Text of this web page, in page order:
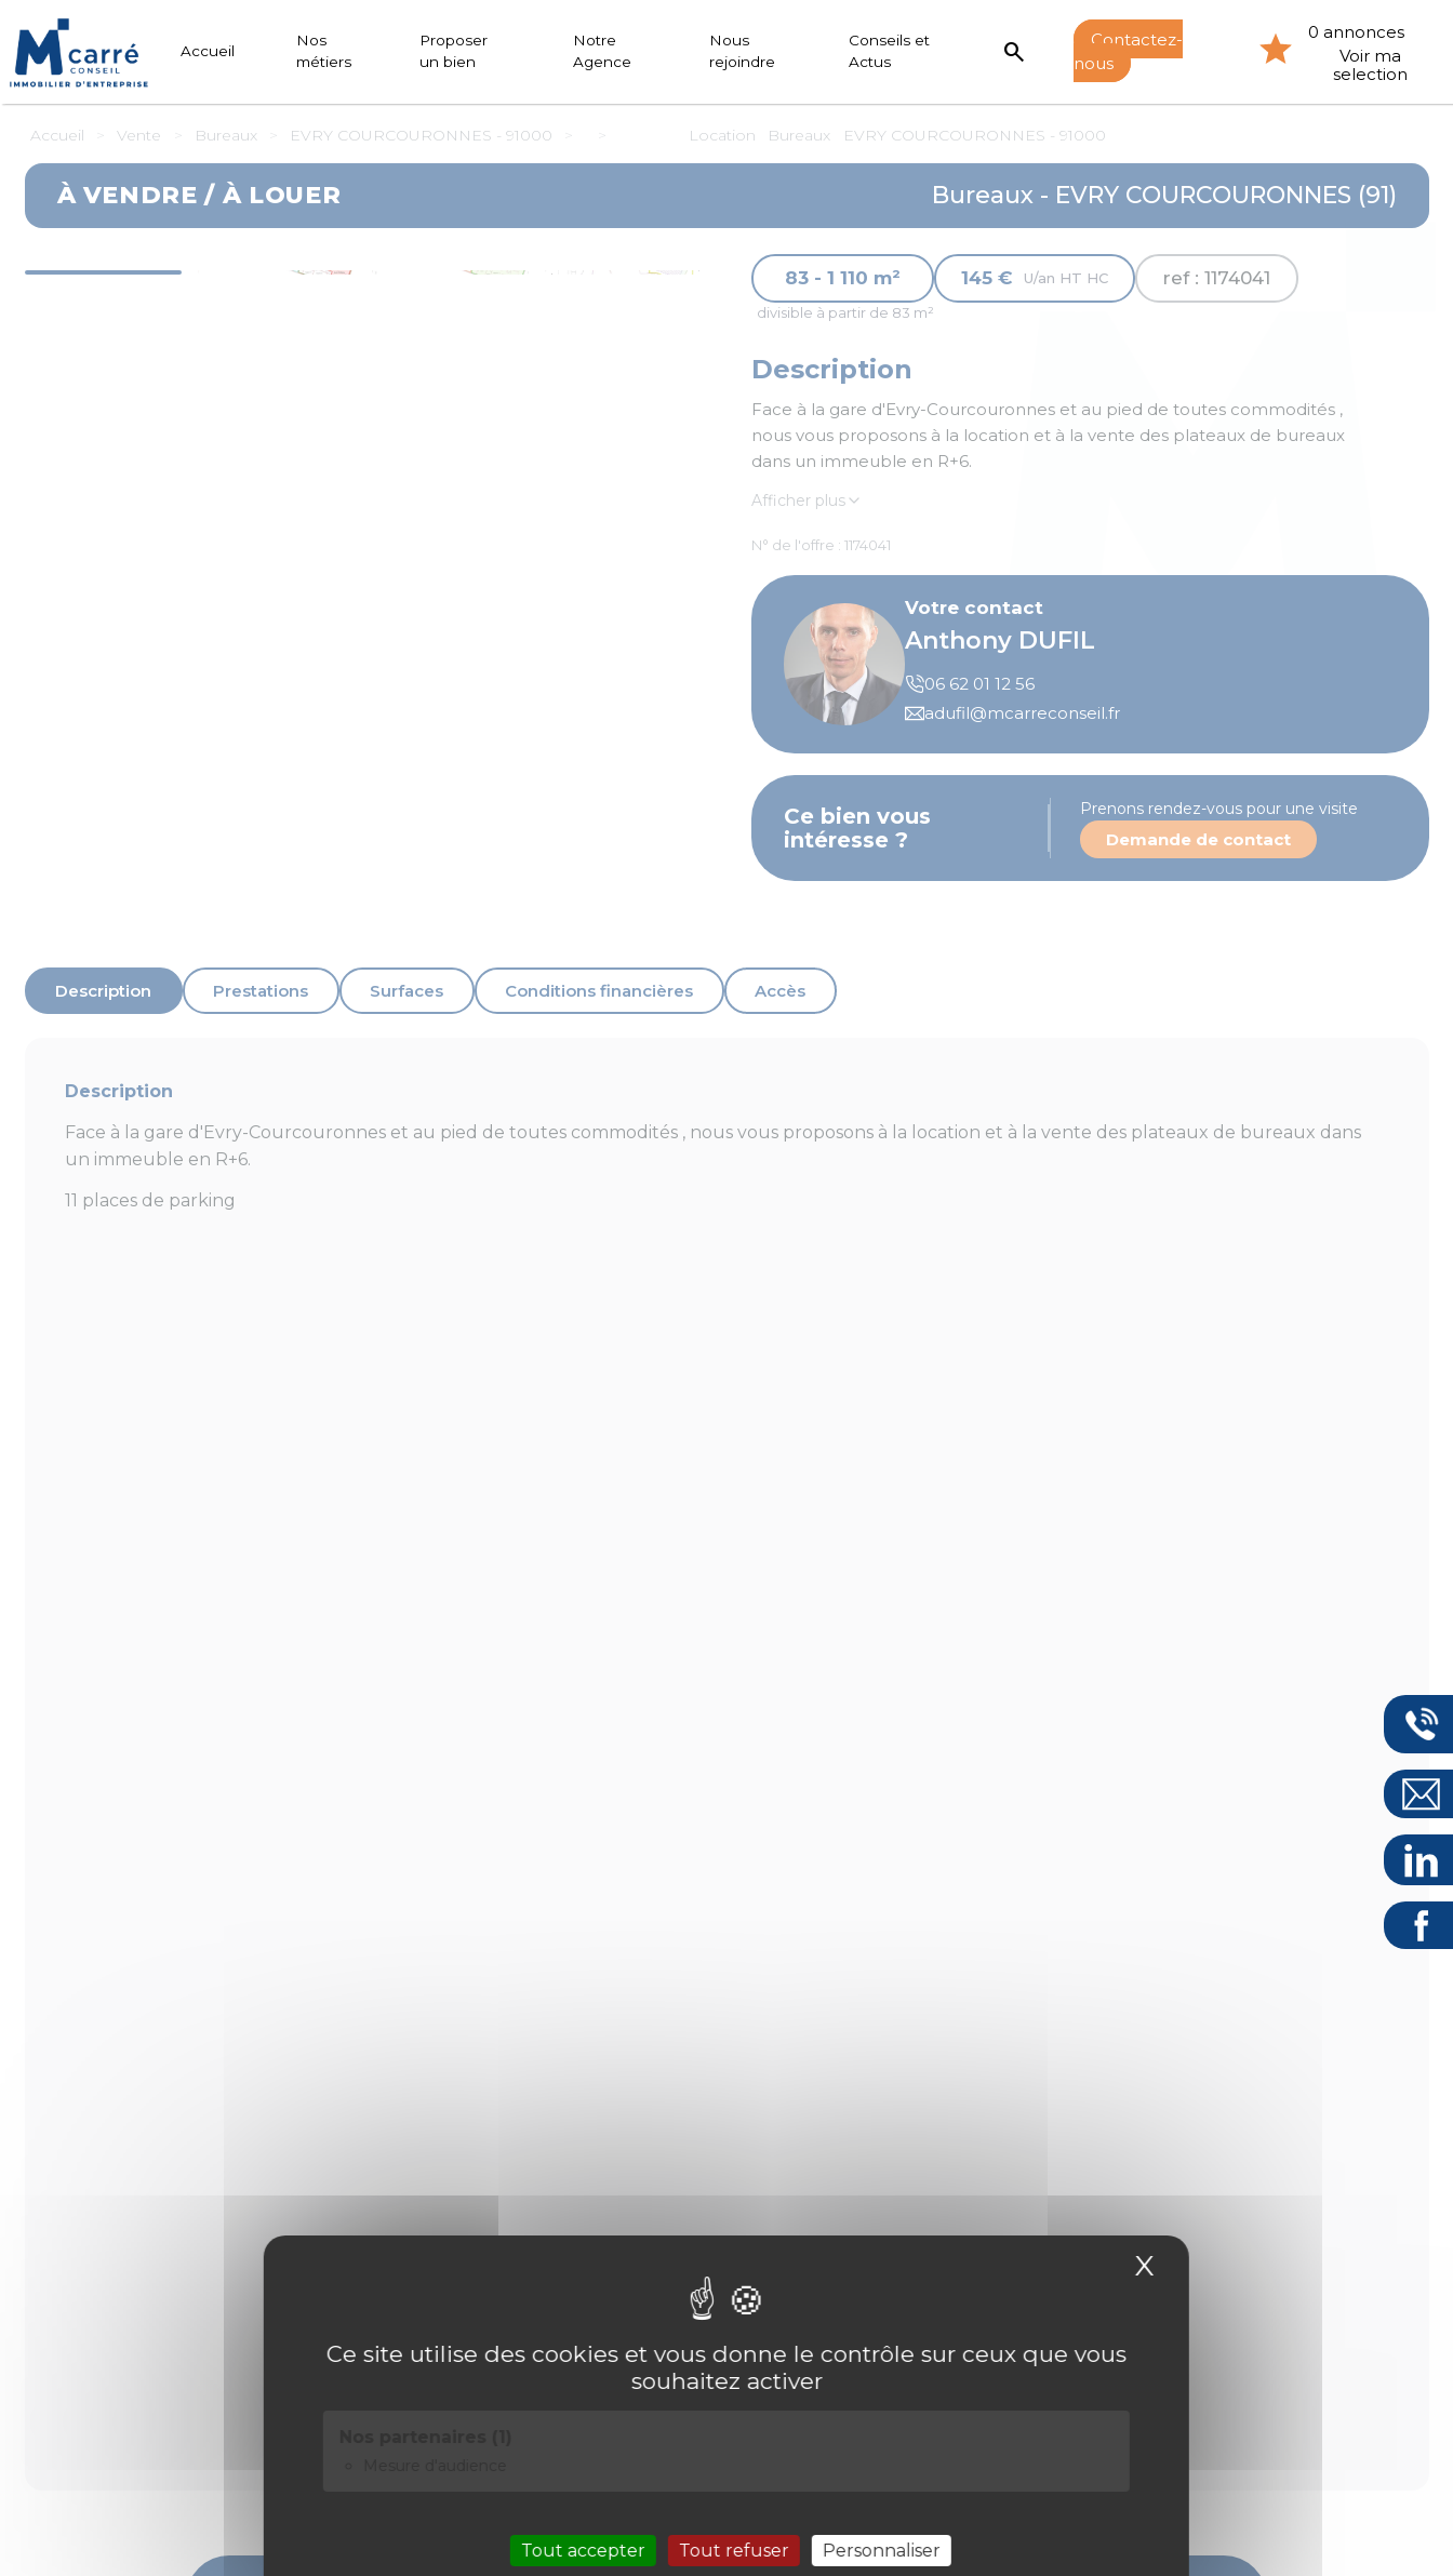
Ce site utilise des cookies et vous donne le contrôle sur ceux que vous
souhaitez activer
Tout accepter Tout refuser Personnaliser
X Masquer le
Accueil
Nos
métiers
Proposer
un bien
Notre
Agence
Nous
rejoindre
Conseils et
Actus
search
Contactez-
nous
0 annonces
Voir ma
selection
Accueil Vente Bureaux EVRY COURCOURONNES - 91000 Location Bureaux EVRY COURCOURONNES - 91000
À VENDRE / À LOUER Bureaux - EVRY COURCOURONNES (91)
83 - 1 110 m²
divisible à partir de 83 m²
145 € U/an HT HC ref : 1174041
Description
Face à la gare d'Evry-Courcouronnes et au pied de toutes commodités ,
nous vous proposons à la location et à la vente des plateaux de bureaux
dans un immeuble en R+6.
Afficher plus
N° de l'offre : 1174041
Votre contact
Anthony DUFIL
06 62 01 12 56
adufil@mcarreconseil.fr
Ce bien vous
intéresse ?
Prenons rendez-vous pour une visite
Demande de contact
Description Prestations Surfaces Conditions financières Accès
Description
Face à la gare d'Evry-Courcouronnes et au pied de toutes commodités , nous vous proposons à la location et à la vente des plateaux de bureaux dans
un immeuble en R+6.
11 places de parking